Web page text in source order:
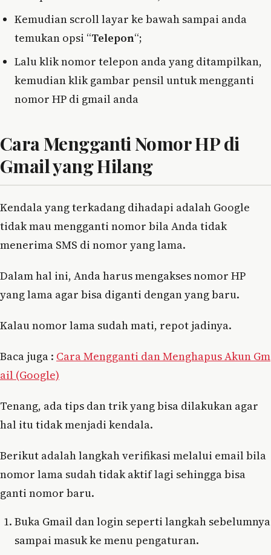
Kemudian scroll layar ke bawah sampai anda
temukan opsi “Telepon“;
Lalu klik nomor telepon anda yang ditampilkan,
kemudian klik gambar pensil untuk mengganti
nomor HP di gmail anda
Cara Mengganti Nomor HP di
Gmail yang Hilang
Kendala yang terkadang dihadapi adalah Google
tidak mau mengganti nomor bila Anda tidak
menerima SMS di nomor yang lama.
Dalam hal ini, Anda harus mengakses nomor HP
yang lama agar bisa diganti dengan yang baru.
Kalau nomor lama sudah mati, repot jadinya.
Baca juga : Cara Mengganti dan Menghapus Akun Gm
ail (Google)
Tenang, ada tips dan trik yang bisa dilakukan agar
hal itu tidak menjadi kendala.
Berikut adalah langkah verifikasi melalui email bila
nomor lama sudah tidak aktif lagi sehingga bisa
ganti nomor baru.
Buka Gmail dan login seperti langkah sebelumnya
sampai masuk ke menu pengaturan.